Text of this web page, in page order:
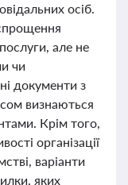
осіб.
але не
чи
документи з
визнаються
Крім того,
організації
варіанти
яких